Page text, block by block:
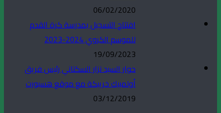
06/02/2020
افتتاح التسجيل بمدرسة كرة القدم
للموسم الكروي 2024-2023
19/09/2023
حوار السيد نزار السكتاني رئيس فريق
أولمبيك خريبكة مع موقع هسبورت
03/12/2019